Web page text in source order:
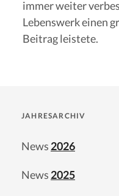
immer weiter
Lebenswerk einen
Beitrag leistete.
JAHRESARCHIV
News 2026
News 2025